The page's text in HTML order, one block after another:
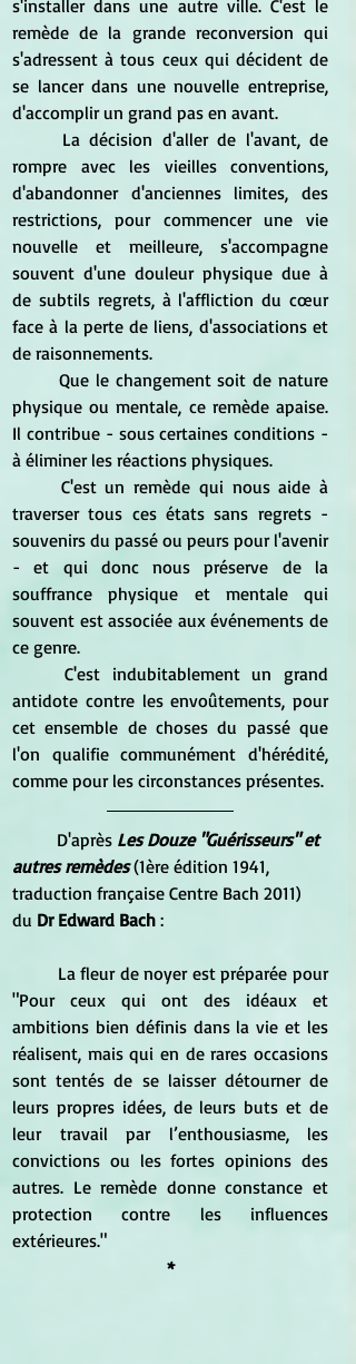
s'installer dans une autre ville. C'est le
remède de la grande reconversion qui
s'adressent à tous ceux qui décident de
se lancer dans une nouvelle entreprise,
d'accomplir un grand pas en avant.
rompre avec les vieilles conventions,
d'abandonner d'anciennes limites, des
restrictions, pour commencer une vie
nouvelle et meilleure, s'accompagne
souvent d'une douleur physique due à
de subtils regrets, à l'affliction du cœur
face à la perte de liens, d'associations et
de raisonnements.
physique ou mentale, ce remède apaise.
Il contribue - sous certaines conditions -
à éliminer les réactions physiques.
traverser tous ces états sans regrets -
souvenirs du passé ou peurs pour l'avenir
- et qui donc nous préserve de la
souffrance physique et mentale qui
souvent est associée aux événements de
ce genre.
antidote contre les envoûtements, pour
cet ensemble de choses du passé que
l'on qualifie communément d'hérédité,
comme pour les circonstances présentes.
	D'après
Les Douze "Guérisseurs" et
autres remèdes (1ère édition 1941,
traduction française Centre Bach 2011)
du Dr Edward Bach :
"Pour ceux qui ont des idéaux et
ambitions bien définis dans la vie et les
réalisent, mais qui en de rares occasions
sont tentés de se laisser détourner de
leurs propres idées, de leurs buts et de
leur travail par l’enthousiasme, les
convictions ou les fortes opinions des
autres. Le remède donne constance et
protection contre les influences
extérieures."
*